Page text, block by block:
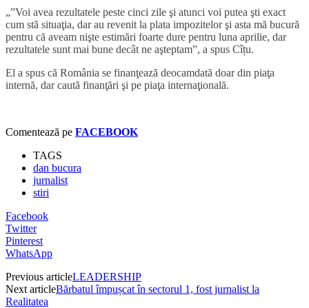
„”Voi avea rezultatele peste cinci zile şi atunci voi putea şti exact
cum stă situaţia, dar au revenit la plata impozitelor şi asta mă bucură
pentru că aveam nişte estimări foarte dure pentru luna aprilie, dar
rezultatele sunt mai bune decât ne aşteptam”, a spus Cîțu.
El a spus că România se finanţează deocamdată doar din piaţa
internă, dar caută finanţări şi pe piaţa internaţională.
Comentează pe FACEBOOK
TAGS
dan bucura
jurnalist
stiri
Facebook
Twitter
Pinterest
WhatsApp
Previous articleLEADERSHIP
Next articleBărbatul împușcat în sectorul 1, fost jurnalist la
Realitatea